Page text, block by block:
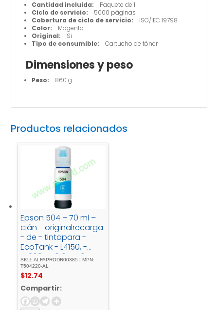
Cantidad incluida: Paquete de 1
Ciclo de servicio: 5000 páginas
Cobertura de ciclo de servicio: ISO/IEC 19798
Color: Magenta
Original: Si
Tipo de consumible: Cartucho de tóner
Dimensiones y peso
Peso: 860 g
Productos relacionados
Epson 504 – 70 ml –
cián - originalrecarga
- de - tintapara -
EcoTank - L4150, -
L4260, - L6161, - L6171, -
L6191, - L6270
SKU: ALFAPRODR00385 | MPN:
T504220-AL
$12.74
Compartir: